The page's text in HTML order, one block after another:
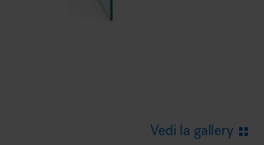
Vedi la gallery